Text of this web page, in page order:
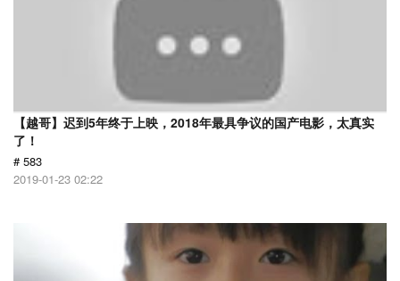
【越哥】迟到5年终于上映，2018年最具争议的国产电影，太真实
了！
# 583
2019-01-23 02:22